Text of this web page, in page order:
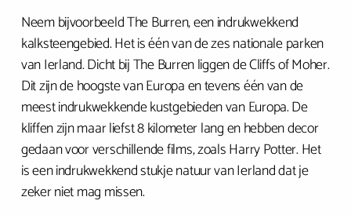
Neem bijvoorbeeld The Burren, een indrukwekkend
kalksteengebied. Het is één van de zes nationale parken
van Ierland. Dicht bij The Burren liggen de Cliffs of Moher.
Dit zijn de hoogste van Europa en tevens één van de
meest indrukwekkende kustgebieden van Europa. De
kliffen zijn maar liefst 8 kilometer lang en hebben decor
gedaan voor verschillende films, zoals Harry Potter. Het
is een indrukwekkend stukje natuur van Ierland dat je
zeker niet mag missen.